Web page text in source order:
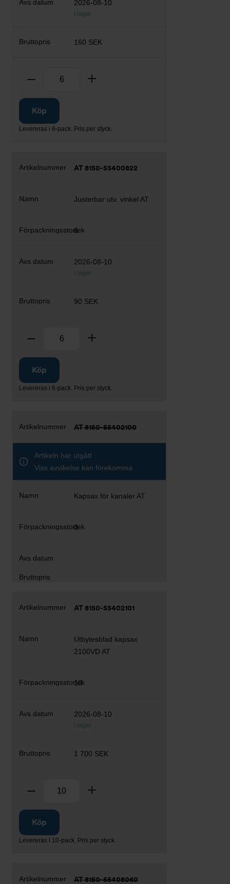
2026-08-10
I lager
160 SEK
Ta bort
Köp
Levereras i 6-pack. Pris per styck.
AT 8150-55400822
Justerbar utv. vinkel AT
6
2026-08-10
I lager
90 SEK
Ta bort
Köp
Levereras i 6-pack. Pris per styck.
AT 8150-55402100
Artikeln har utgått
Viss avvikelse kan förekomma
Kapsax för kanaler AT
0
AT 8150-55402101
Utbytesblad kapsax
2100VD AT
10
2026-08-10
I lager
1 700 SEK
Ta bort
Köp
Levereras i 10-pack. Pris per styck.
AT 8150-55408060